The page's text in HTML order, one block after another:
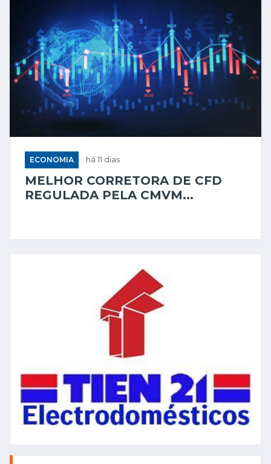
ECONOMIA há 11 dias
MELHOR CORRETORA DE CFD
REGULADA PELA CMVM...